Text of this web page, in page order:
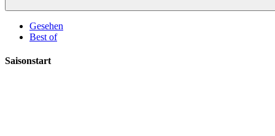
Gesehen
Best of
Saisonstart